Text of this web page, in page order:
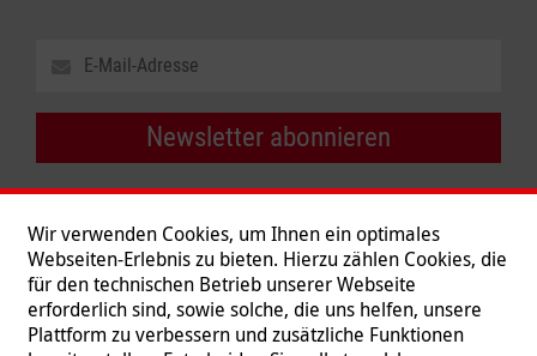
Newsletter abonnieren
Wir verwenden Cookies, um Ihnen ein optimales
Webseiten-Erlebnis zu bieten. Hierzu zählen Cookies, die
für den technischen Betrieb unserer Webseite
erforderlich sind, sowie solche, die uns helfen, unsere
Plattform zu verbessern und zusätzliche Funktionen